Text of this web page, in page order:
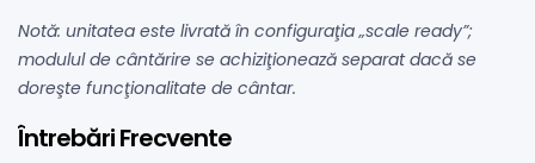
Notă: unitatea este livrată în configuraţia „scale ready”;
modulul de cântărire se achiziţionează separat dacă se
doreşte funcţionalitate de cântar.
Întrebări Frecvente